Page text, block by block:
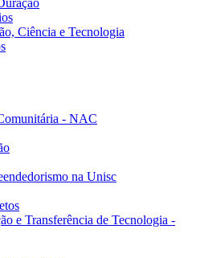
Ciência e Tecnologia
- NAC
na Unisc
e Transferência de Tecnologia -